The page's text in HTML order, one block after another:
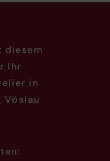
diesem
Ihr
in
Vöslau